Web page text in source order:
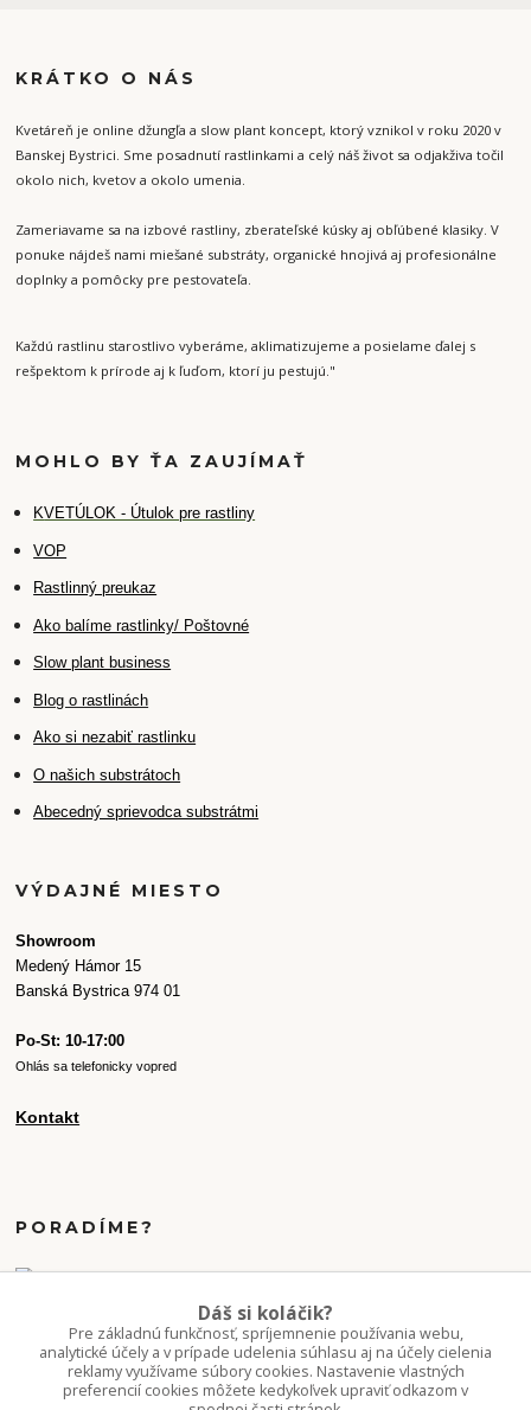
KRÁTKO O NÁS
Kvetáreň je online džungľa a slow plant koncept, ktorý vznikol v roku 2020 v
Banskej Bystrici. Sme posadnutí rastlinkami a celý náš život sa odjakživa točil
okolo nich, kvetov a okolo umenia.
Zameriavame sa na izbové rastliny, zberateľské kúsky aj obľúbené klasiky. V
ponuke nájdeš nami miešané substráty, organické hnojivá aj profesionálne
doplnky a pomôcky pre pestovateľa.
Každú rastlinu starostlivo vyberáme, aklimatizujeme a posielame ďalej s
rešpektom k prírode aj k ľuďom, ktorí ju pestujú."
MOHLO BY ŤA ZAUJÍMAŤ
KVETÚLOK - Útulok pre rastliny
VOP
Rastlinný preukaz
Ako balíme rastlinky/ Poštovné
Slow plant business
Blog o rastlinách
Ako si nezabiť rastlinku
O našich substrátoch
Abecedný sprievodca substrátmi
VÝDAJNÉ MIESTO
Showroom
Medený Hámor 15
Banská Bystrica 974 01
Po-St: 10-17:00
Ohlás sa telefonicky vopred
Kontakt
PORADÍME?
Po-Pi 10-16:00
info.kvetaren@gmail.com
Dáš si koláčik?
Pre základnú funkčnosť, spríjemnenie používania webu,
analytické účely a v prípade udelenia súhlasu aj na účely cielenia
reklamy využívame súbory cookies. Nastavenie vlastných
preferencií cookies môžete kedykoľvek upraviť odkazom v